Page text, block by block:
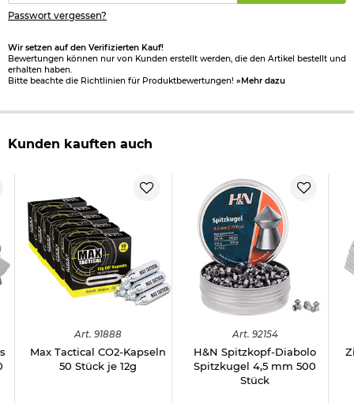
Verwendungsbereich: bis 50 m
für Luftdruckwaffen bis: 25 Joule
Zink, kunststoffummantelt
Marke: Coal
Passwort vergessen?
Wir setzen auf den Verifizierten Kauf!
Bewertungen können nur von Kunden erstellt werden, die den Artikel bestellt und
erhalten haben.
Bitte beachte die Richtlinien für Produktbewertungen! »Mehr dazu
Kunden kauften auch
Art. 91888
Max Tactical CO2-Kapseln
50 Stück je 12g
Art. 92154
H&N Spitzkopf-Diabolo
Spitzkugel 4,5 mm 500
Stück